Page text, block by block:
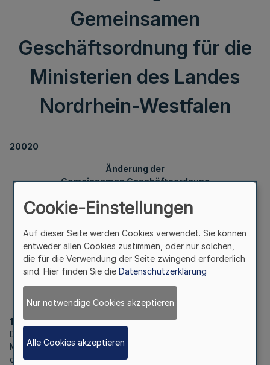
Gemeinsamen
Geschäftsordnung für die
Ministerien des Landes
Nordrhein-Westfalen
20020
Änderung der
Gemeinsamen Geschäftsordnung
Bekanntmachung
des Ministeriums des Innern
Vom 3. Mai 2022
1
Die Bekanntmachung „Gemeinsame Geschäftsordnung für die
Ministerien des Landes Nordrhein-Westfalen“ in der Fassung
der Bekanntmachung vom 19. Dezember 2014 (
Cookie-Einstellungen
Auf dieser Seite werden Cookies verwendet. Sie können
entweder allen Cookies zustimmen, oder nur solchen,
die für die Verwendung der Seite zwingend erforderlich
sind. Hier finden Sie die Datenschutzerklärung
Nur notwendige Cookies akzeptieren
Alle Cookies akzeptieren